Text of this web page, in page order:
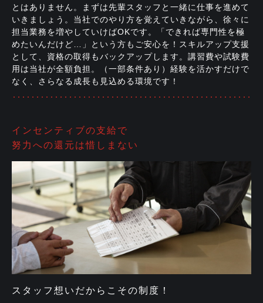
とはありません。まずは先輩スタッフと一緒に仕事を進めて
いきましょう。当社でのやり方を覚えていきながら、徐々に
担当業務を増やしていけばOKです。「できれば専門性を極
めたいんだけど…」という方もご安心を！スキルアップ支援
として、資格の取得もバックアップします。講習費や試験費
用は当社が全額負担。（一部条件あり）経験を活かすだけで
なく、さらなる成長も見込める環境です！
インセンティブの支給で
努力への還元は惜しまない
スタッフ想いだからこその制度！